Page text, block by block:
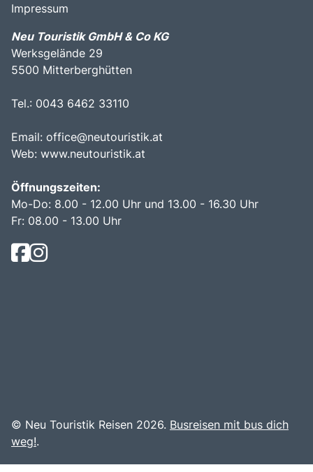
Impressum
Neu Touristik GmbH & Co KG
Werksgelände 29
5500 Mitterberghütten
Tel.: 0043 6462 33110
Email: office@neutouristik.at
Web: www.neutouristik.at
Öffnungszeiten:
Mo-Do: 8.00 - 12.00 Uhr und 13.00 - 16.30 Uhr
Fr: 08.00 - 13.00 Uhr
© Neu Touristik Reisen 2026. Busreisen mit bus dich
weg!.